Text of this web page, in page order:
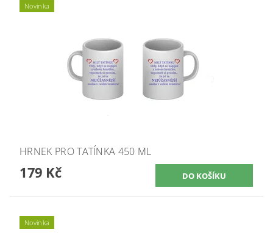
Novinka
HRNEK PRO TATÍNKA 450 ML
179 Kč
Novinka